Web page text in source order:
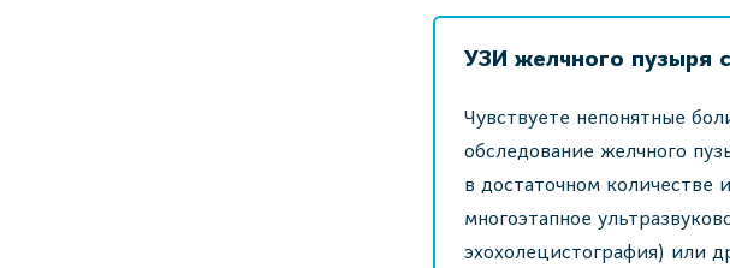
УЗИ желчного пузыря
Чувствуете непонятные
обследование желчного
в достаточном
многоэтапное
эхохолецистография) или